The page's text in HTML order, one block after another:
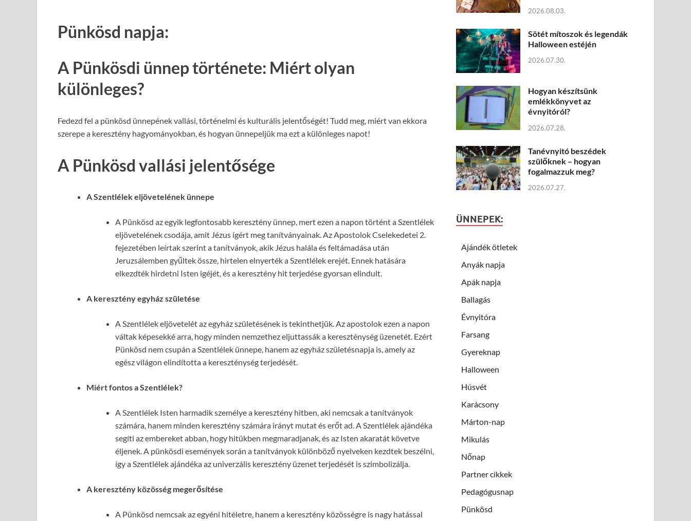
Pünkösd napja:
A Pünkösdi ünnep története: Miért olyan
különleges?
Fedezd fel a pünkösd ünnepének vallási, történelmi és kulturális jelentőségét! Tudd meg, miért van ekkora
szerepe a keresztény hagyományokban, és hogyan ünnepeljük ma ezt a különleges napot!
A Pünkösd vallási jelentősége
A Szentlélek eljövetelének ünnepe
A Pünkösd az egyik legfontosabb keresztény ünnep, mert ezen a napon történt a Szentlélek
eljövetelének csodája, amit Jézus ígért meg tanítványainak. Az Apostolok Cselekedetei 2.
fejezetében leírtak szerint a tanítványok, akik Jézus halála és feltámadása után
Jeruzsálemben gyűltek össze, hirtelen elnyerték a Szentlélek erejét. Ennek hatására
elkezdték hirdetni Isten igéjét, és a keresztény hit terjedése gyorsan elindult.
A keresztény egyház születése
A Szentlélek eljövetelét az egyház születésének is tekinthetjük. Az apostolok ezen a napon
váltak képesekké arra, hogy minden nemzethez eljuttassák a kereszténység üzenetét. Ezért
Pünkösd nem csupán a Szentlélek ünnepe, hanem az egyház születésnapja is, amely az
egész világon elindította a kereszténység terjedését.
Miért fontos a Szentlélek?
A Szentlélek Isten harmadik személye a keresztény hitben, aki nemcsak a tanítványok
számára, hanem minden keresztény számára irányt mutat és erőt ad. A Szentlélek ajándéka
segíti az embereket abban, hogy hitükben megmaradjanak, és az Isten akaratát követve
éljenek. A pünkösdi események során a tanítványok különböző nyelveken kezdtek beszélni,
így a Szentlélek ajándéka az univerzális keresztény üzenet terjedését is szimbolizálja.
A keresztény közösség megerősítése
A Pünkösd nemcsak az egyéni hitéletre, hanem a keresztény közösségre is nagy hatással
2026.08.03.
Sötét mítoszok és legendák
Halloween estéjén
2026.07.30.
Hogyan készítsünk
emlékkönyvet az
évnyitóról?
2026.07.28.
Tanévnyitó beszédek
szülőknek – hogyan
fogalmazzuk meg?
2026.07.27.
ÜNNEPEK:
Ajándék ötletek
Anyák napja
Apák napja
Ballagás
Évnyitóra
Farsang
Gyereknap
Halloween
Húsvét
Karácsony
Márton-nap
Mikulás
Nőnap
Partner cikkek
Pedagógusnap
Pünkösd